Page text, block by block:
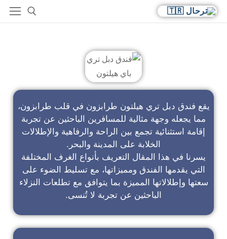
يقع فندق دبل تري هيلتون طرابزون في قلب طرابزون،
مما يجعله وجهة مثالية للمسافرين الباحثين عن تجربة
إقامة استثنائية تجمع بين الراحة والرفاهية والإطلالات
الخلابة على المدينة والبحر.
يسرنا في هذا المقال التعريف بأنواع الغرف المختلفة
التي يقدمها الفندق ومميزاتها، مع تسليط الضوء على
سعتها وإطلالاتها المميزة بما يتوافق مع تطلعات النزلاء
الباحثين عن تجربة لا تُنسى.